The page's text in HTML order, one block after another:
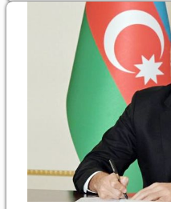
informasiyadan qorunması
Respublikasının
Azərbaycan
VIIQD nömrəli Qanununun
Azərbaycan Respublikası
fərmanlarında dəyişiklik